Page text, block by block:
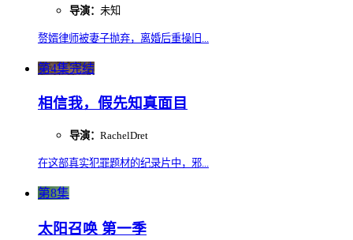
导演： 未知
赘婿律师被妻子抛弃，离婚后重操旧...
第4集完结
相信我，假先知真面目
导演： RachelDret
在这部真实犯罪题材的纪录片中，邪...
第8集
太阳召唤 第一季